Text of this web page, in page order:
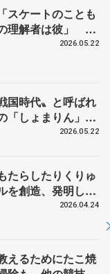
スケートのことも
理解者は彼」 引
ューで語った競技
2026.05.22
国時代〟と呼ばれ
しょまりん」ら
戦 国内の競争激
2026.05.22
たらしたりくりゅ
創造、発明した
2026.04.24
えるためにたこ焼